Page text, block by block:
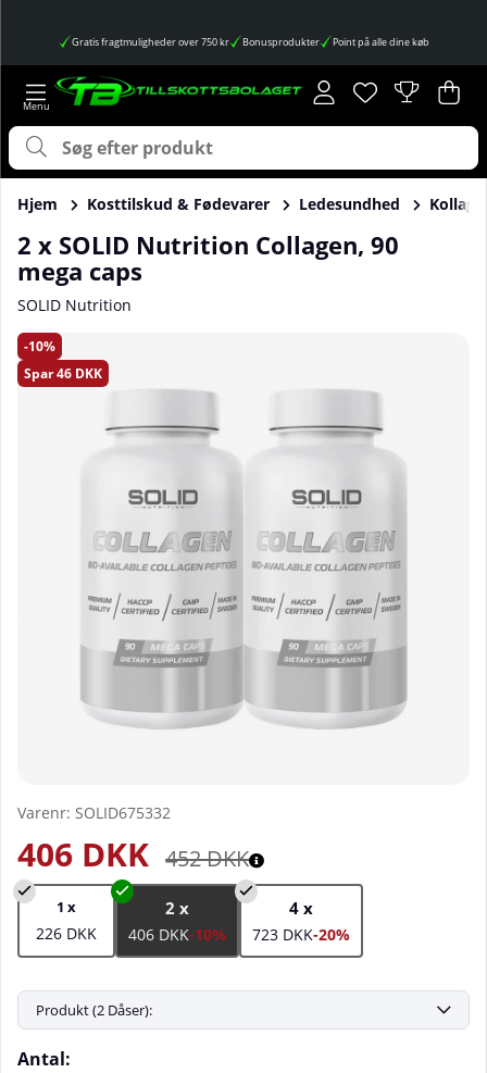
Gratis fragtmuligheder over 750 kr Bonusprodukter Point på alle dine køb
Ønskeliste
Antal på
. .
Hjem Kosttilskud & Fødevarer Ledesundhed
2 x SOLID Nutrition Collagen, 90
mega caps
SOLID Nutrition
10
Spar46 DKK
Produktbilleder 2 x SOLID Nutrition Collagen, 90 mega caps
Varenr: SOLID675332
452DKK
406 DKK
1 x
226 DKK
2 x
406 DKK-10%
4 x
723 DKK-20%
Antal: